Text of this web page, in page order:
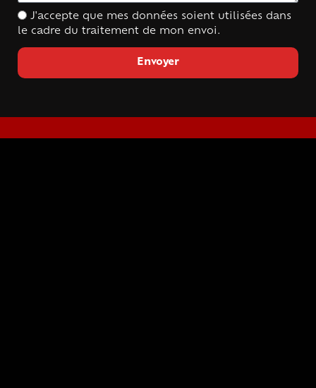
J'accepte que mes données soient utilisées dans
le cadre du traitement de mon envoi.
Envoyer